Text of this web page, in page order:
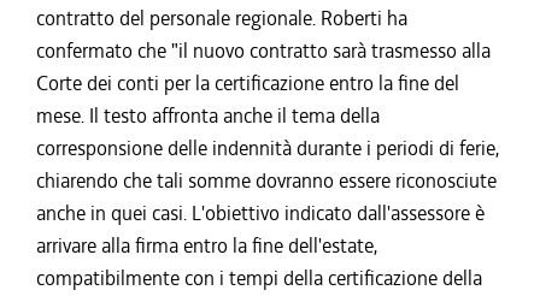
contratto del personale regionale. Roberti ha
confermato che "il nuovo contratto sarà trasmesso alla
Corte dei conti per la certificazione entro la fine del
mese. Il testo affronta anche il tema della
corresponsione delle indennità durante i periodi di ferie,
chiarendo che tali somme dovranno essere riconosciute
anche in quei casi. L'obiettivo indicato dall'assessore è
arrivare alla firma entro la fine dell'estate,
compatibilmente con i tempi della certificazione della